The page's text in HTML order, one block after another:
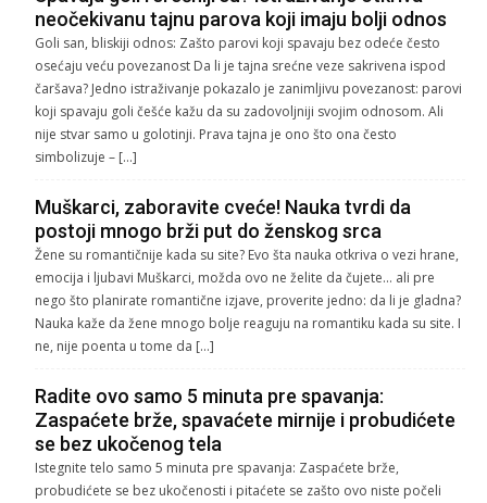
neočekivanu tajnu parova koji imaju bolji odnos
Goli san, bliskiji odnos: Zašto parovi koji spavaju bez odeće često
osećaju veću povezanost Da li je tajna srećne veze sakrivena ispod
čaršava? Jedno istraživanje pokazalo je zanimljivu povezanost: parovi
koji spavaju goli češće kažu da su zadovoljniji svojim odnosom. Ali
nije stvar samo u golotinji. Prava tajna je ono što ona često
simbolizuje – […]
Muškarci, zaboravite cveće! Nauka tvrdi da
postoji mnogo brži put do ženskog srca
Žene su romantičnije kada su site? Evo šta nauka otkriva o vezi hrane,
emocija i ljubavi Muškarci, možda ovo ne želite da čujete… ali pre
nego što planirate romantične izjave, proverite jedno: da li je gladna?
Nauka kaže da žene mnogo bolje reaguju na romantiku kada su site. I
ne, nije poenta u tome da […]
Radite ovo samo 5 minuta pre spavanja:
Zaspaćete brže, spavaćete mirnije i probudićete
se bez ukočenog tela
Istegnite telo samo 5 minuta pre spavanja: Zaspaćete brže,
probudićete se bez ukočenosti i pitaćete se zašto ovo niste počeli